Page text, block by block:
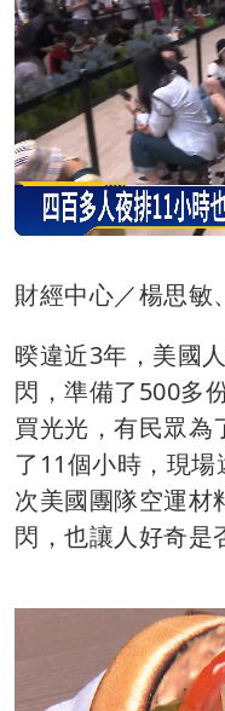
財經中心／楊思
暌違近3年，美國
閃，準備了500多
買光光，有民眾為
了11個小時，現
次美國團隊空運材
閃，也讓人好奇是